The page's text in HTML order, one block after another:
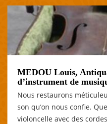
MEDOU Louis,
d’instrument de
Nous restaurons
son qu’on nous confie.
violoncelle avec des